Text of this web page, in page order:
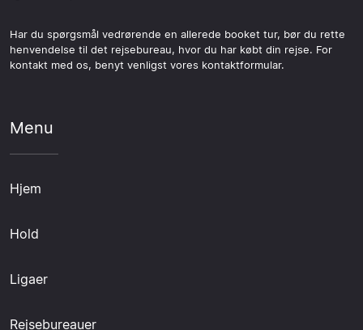
Har du spørgsmål vedrørende en allerede booket tur, bør du rette
henvendelse til det rejsebureau, hvor du har købt din rejse. For
kontakt med os, benyt venligst vores kontaktformular.
Menu
Hjem
Hold
Ligaer
Rejsebureauer